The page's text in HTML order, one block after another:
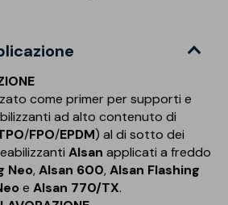
come primer per supporti e
ad alto contenuto di
/FPO/EPDM) al di sotto dei
Alsanapplicati a freddo
Neo,Alsan 600,Alsan Flashing
e Alsan 770/TX.